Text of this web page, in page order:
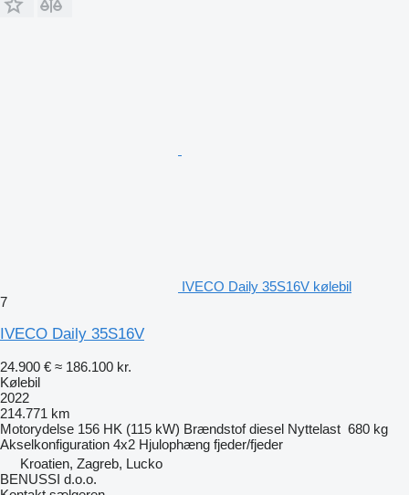
IVECO Daily 35S16V kølebil
7
IVECO Daily 35S16V
24.900 € ≈ 186.100 kr.
Kølebil
2022
214.771 km
Motorydelse 156 HK (115 kW) Brændstof diesel Nyttelast 680 kg
Akselkonfiguration 4x2 Hjulophæng fjeder/fjeder
Kroatien, Zagreb, Lucko
BENUSSI d.o.o.